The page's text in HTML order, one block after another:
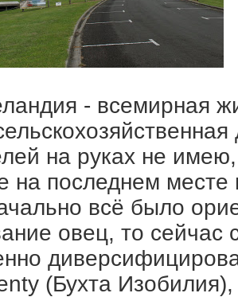
- всемирная
на руках не
на последнем
всё было
овец, то сейчас
(Бухта